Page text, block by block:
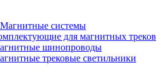
Магнитные системы
для магнитных треков
шинопроводы
трековые светильники